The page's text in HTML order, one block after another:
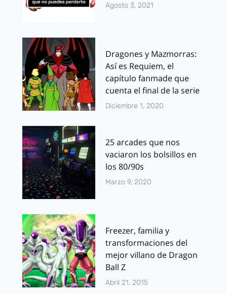
Agosto 3, 2021
Dragones y Mazmorras:
Así es Requiem, el
capítulo fanmade que
cuenta el final de la serie
Diciembre 1, 2020
25 arcades que nos
vaciaron los bolsillos en
los 80/90s
Marzo 9, 2020
Freezer, familia y
transformaciones del
mejor villano de Dragon
Ball Z
Abril 21, 2015